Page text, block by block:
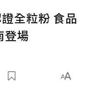
全粒粉 食品
登場